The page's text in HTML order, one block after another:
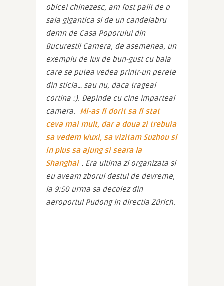
obicei chinezesc, am fost palit de o
sala gigantica si de un candelabru
demn de Casa Poporului din
Bucuresti! Camera, de asemenea, un
exemplu de lux de bun-gust cu baia
care se putea vedea printr-un perete
din sticla… sau nu, daca trageai
cortina :). Depinde cu cine imparteai
camera.
Mi-as fi dorit sa fi stat
ceva mai mult, dar a doua zi trebuia
sa vedem Wuxi, sa vizitam Suzhou si
in plus sa ajung si seara la
Shanghai . Era ultima zi organizata si
eu aveam zborul destul de devreme,
la 9:50 urma sa decolez din
aeroportul Pudong in directia Zürich.